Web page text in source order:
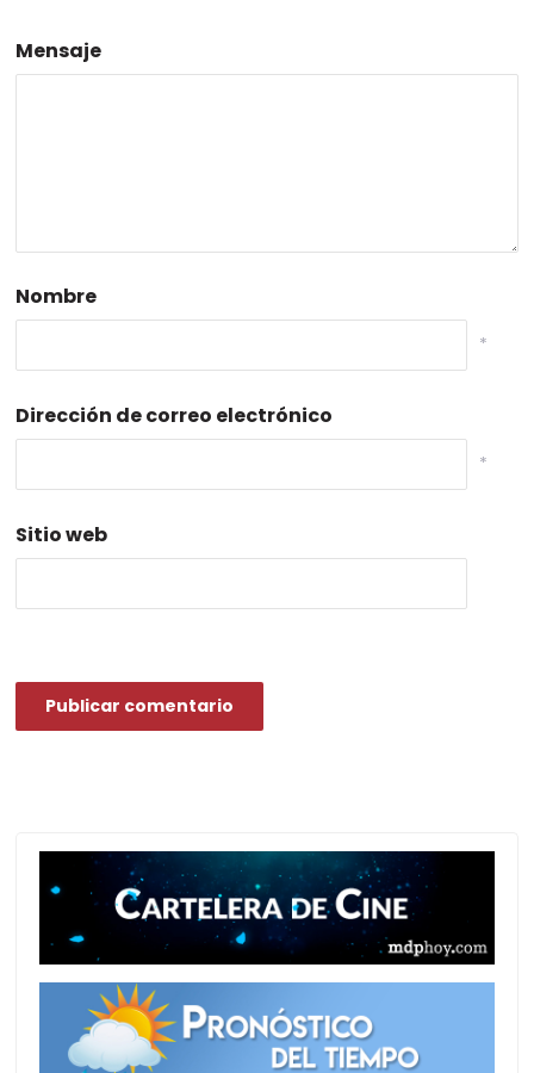
Mensaje
Nombre
*
Dirección de correo electrónico
*
Sitio web